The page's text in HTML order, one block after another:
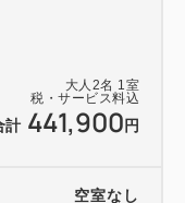
場棟への立入り
/トイレシートを
、食べ慣れた物を
大人 2名 1 室
税・サービス料込
計 441,900 円
空室なし